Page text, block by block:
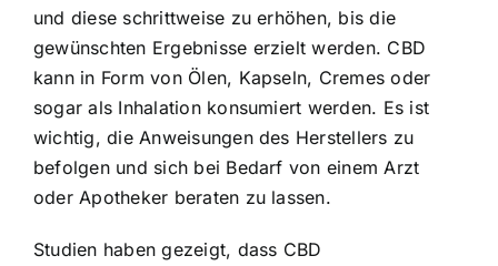
und diese schrittweise zu erhöhen, bis die
gewünschten Ergebnisse erzielt werden. CBD
kann in Form von Ölen, Kapseln, Cremes oder
sogar als Inhalation konsumiert werden. Es ist
wichtig, die Anweisungen des Herstellers zu
befolgen und sich bei Bedarf von einem Arzt
oder Apotheker beraten zu lassen.
Studien haben gezeigt, dass CBD